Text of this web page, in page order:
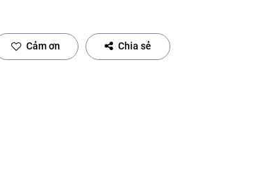
Cảm ơn Chia sẻ